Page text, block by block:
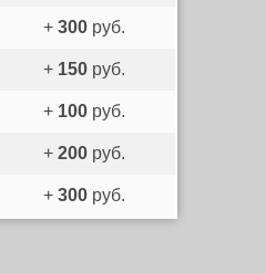
+ 300руб.
+ 150руб.
+ 100руб.
+ 200руб.
+ 300руб.